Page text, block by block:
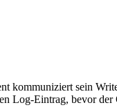
kommuniziert sein
Log-Eintrag, bevor